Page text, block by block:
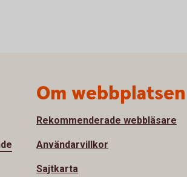
Om webbplatsen
Rekommenderade webbläsare
Användarvillkor
Sajtkarta